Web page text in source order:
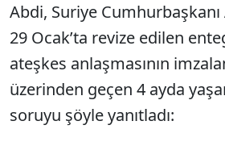
Abdi, Suriye
29 Ocak’ta revize edilen
ateşkes anlaşmasının
üzerinden geçen 4 ayda
soruyu şöyle yanıtladı: